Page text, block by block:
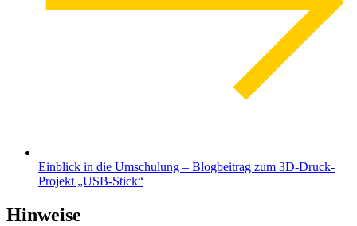
Einblick in die Umschulung – Blogbeitrag zum 3D-Druck-
Projekt „USB-Stick“
Hinweise